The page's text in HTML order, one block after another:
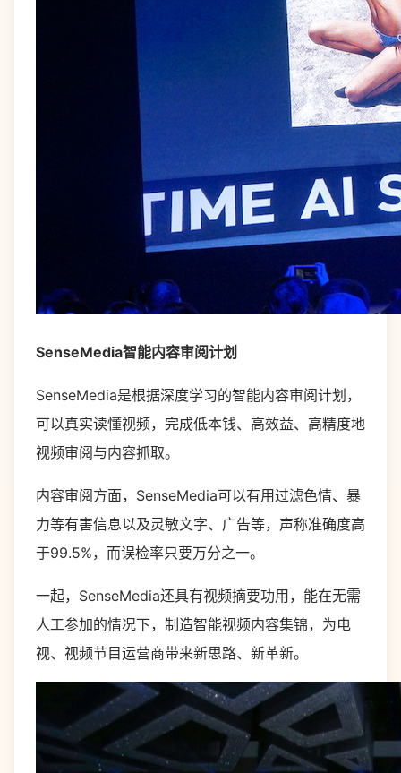
SenseMedia智能内容审阅计划
SenseMedia是根据深度学习的智能内容审阅计划，
可以真实读懂视频，完成低本钱、高效益、高精度地
视频审阅与内容抓取。
内容审阅方面，SenseMedia可以有用过滤色情、暴
力等有害信息以及灵敏文字、广告等，声称准确度高
于99.5%，而误检率只要万分之一。
一起，SenseMedia还具有视频摘要功用，能在无需
人工参加的情况下，制造智能视频内容集锦，为电
视、视频节目运营商带来新思路、新革新。